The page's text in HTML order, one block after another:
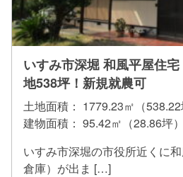
いすみ市深堀 和風平屋住
地538坪！新規就農可
土地面積： 1779.23㎡（538.22
建物面積： 95.42㎡（28.86坪）
いすみ市深堀の市役所近くに
倉庫）が出ま […]